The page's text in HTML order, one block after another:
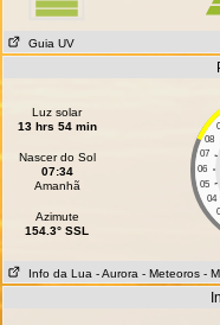
Guia UV
Luz solar
13 hrs 54 min
Nascer do Sol
07:34
Amanhã
Azimute
154.3° SSL
08
07
06
05
04
Info da Lua - Aurora - Meteoros -